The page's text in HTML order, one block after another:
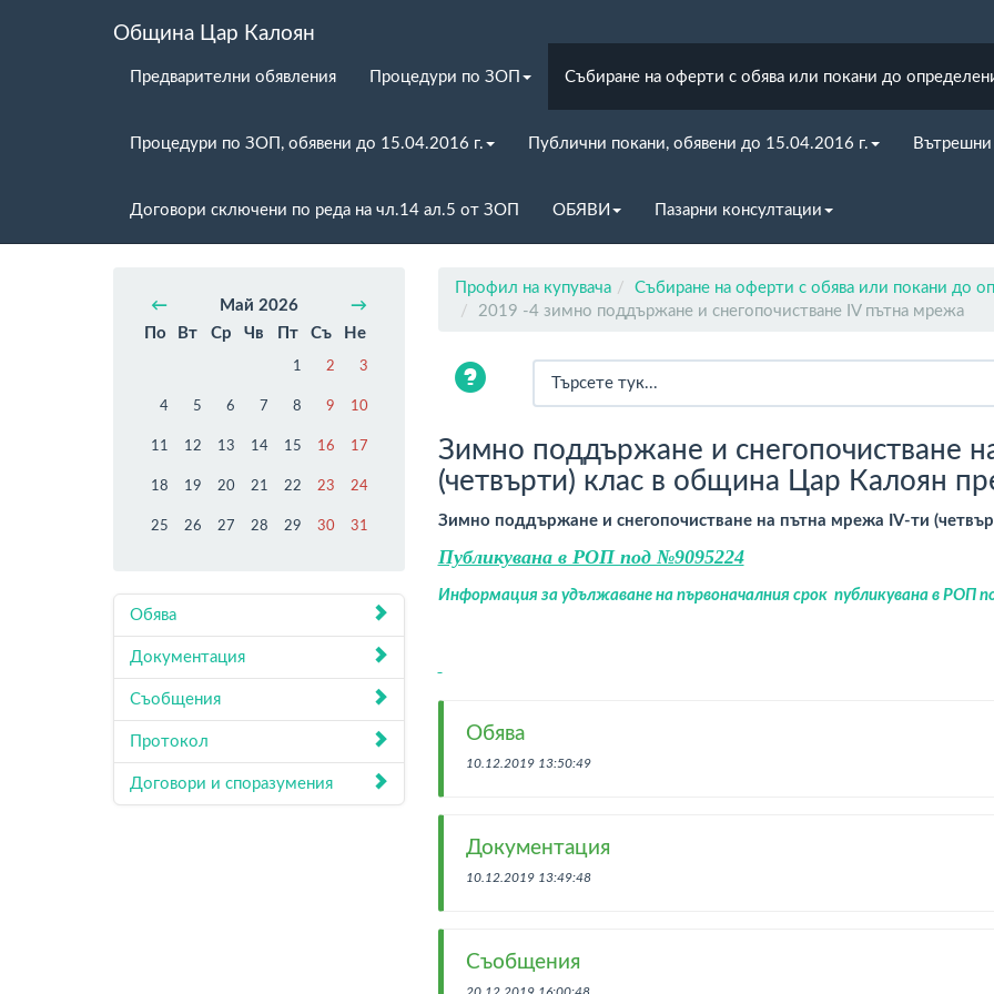
Община Цар Калоян
Предварителни обявления Процедури по ЗОП Събиране на оферти с обява или покани до
Процедури по ЗОП, обявени до 15.04.2016 г. Публични покани, обявени до 15.04.2016 г. Вътрешни
Договори сключени по реда на чл.14 ал.5 от ЗОП ОБЯВИ Пазарни консултации
← Май 2026
→
По
Вт Ср Чв Пт Съ Не
1 2 3
4 5 6 7 8 9 10
11 12 13 14 15 16 17
18 19 20 21 22 23 24
25 26 27 28 29 30 31
Обява
Документация
Съобщения
Протокол
Договори и споразумения
Профил на купувача
Събиране на оферти с обява или покани до
2019 -4 зимно поддържане и снегопочистване IV пътна мрежа
Зимно поддържане и снегопочистване
(четвърти) клас в община Цар Калоян
Зимно поддържане и снегопочистване на пътна мрежа IV-ти
Публикувана в РОП под №9095224
Информация за удължаване на първоначалния срок публикувана в РОП
Обява
10.12.2019 13:50:49
Документация
10.12.2019 13:49:48
Съобщения
20.12.2019 16:00:48